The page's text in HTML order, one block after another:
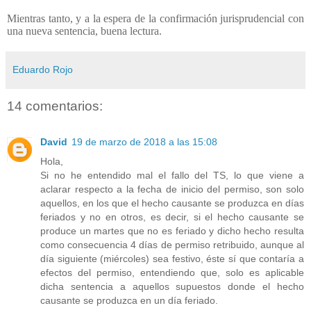
Mientras tanto, y a la espera de la confirmación jurisprudencial con
una nueva sentencia, buena lectura.
Eduardo Rojo
14 comentarios:
David 19 de marzo de 2018 a las 15:08
Hola,
Si no he entendido mal el fallo del TS, lo que viene a
aclarar respecto a la fecha de inicio del permiso, son solo
aquellos, en los que el hecho causante se produzca en días
feriados y no en otros, es decir, si el hecho causante se
produce un martes que no es feriado y dicho hecho resulta
como consecuencia 4 días de permiso retribuido, aunque al
día siguiente (miércoles) sea festivo, éste sí que contaría a
efectos del permiso, entendiendo que, solo es aplicable
dicha sentencia a aquellos supuestos donde el hecho
causante se produzca en un día feriado.